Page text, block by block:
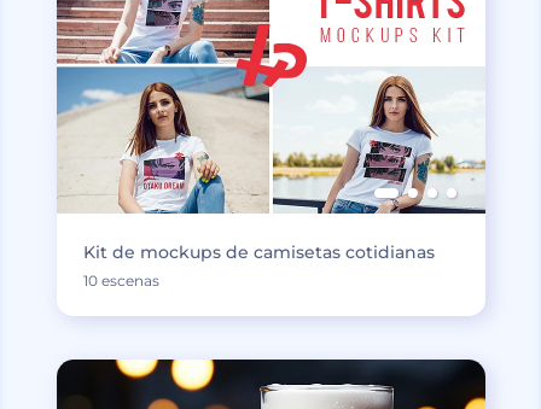
Kit de mockups de camisetas cotidianas
10 escenas